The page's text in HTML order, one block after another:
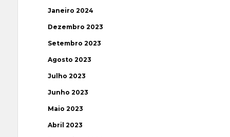
Janeiro 2024
Dezembro 2023
Setembro 2023
Agosto 2023
Julho 2023
Junho 2023
Maio 2023
Abril 2023